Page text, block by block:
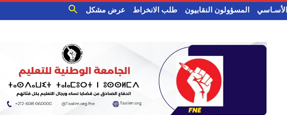
الأسـاسي المسؤولون النقابيون طلب الانخراط عرض مشكل